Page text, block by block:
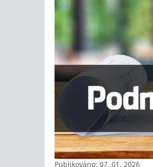
Publikováno: 07. 01. 2026